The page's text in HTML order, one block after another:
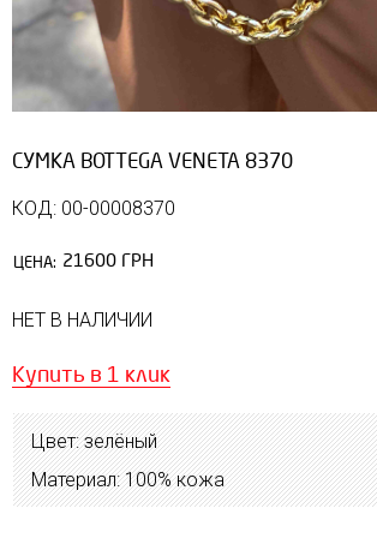
СУМКА BOTTEGA VENETA 8370
КОД: 00-00008370
ЦЕНА: 21600 ГРН
НЕТ В НАЛИЧИИ
Купить в 1 клик
Цвет: зелёный
Материал: 100% кожа